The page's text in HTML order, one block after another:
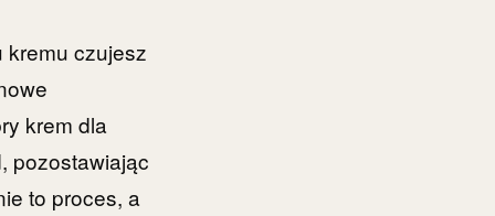
kremu czujesz
krem dla
pozostawiając
to proces, a